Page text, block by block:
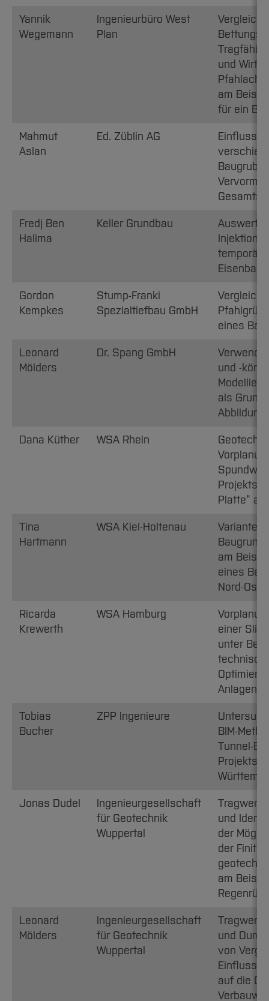
Yannik
Wegemann
Ingenieurbüro West
Plan
Vergleich
und
am
für ein
Mahmut
Aslan
Ed. Züblin AG
Einfluss
Fredj Ben
Halima
Keller Grundbau
Gordon
Kempkes
Stump-Franki
Spezialtiefbau GmbH
Vergleich
eines
Leonard
Mölders
Dr. Spang GmbH
und -
als
Dana Küther WSA Rhein
Projekts
Platte“
Tina
Hartmann
WSA Kiel-Holtenau
am
eines
Nord-
Ricarda
Krewerth
WSA Hamburg
einer
unter
Tobias
Bucher
ZPP Ingenieure
BIM-
Tunnel-
Projekts
Jonas Dudel
Ingenieurgesellschaft
für Geotechnik
Wuppertal
und
der
der
am
Leonard
Mölders
Ingenieurgesellschaft
für Geotechnik
Wuppertal
und
von
Einfluss
auf die